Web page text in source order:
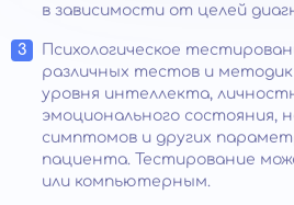
в зависимости от целей
Психологическое
различных тестов и методик
уровня интеллекта,
эмоционального состояния,
симптомов и других
пациента. Тестирование
или компьютерным.